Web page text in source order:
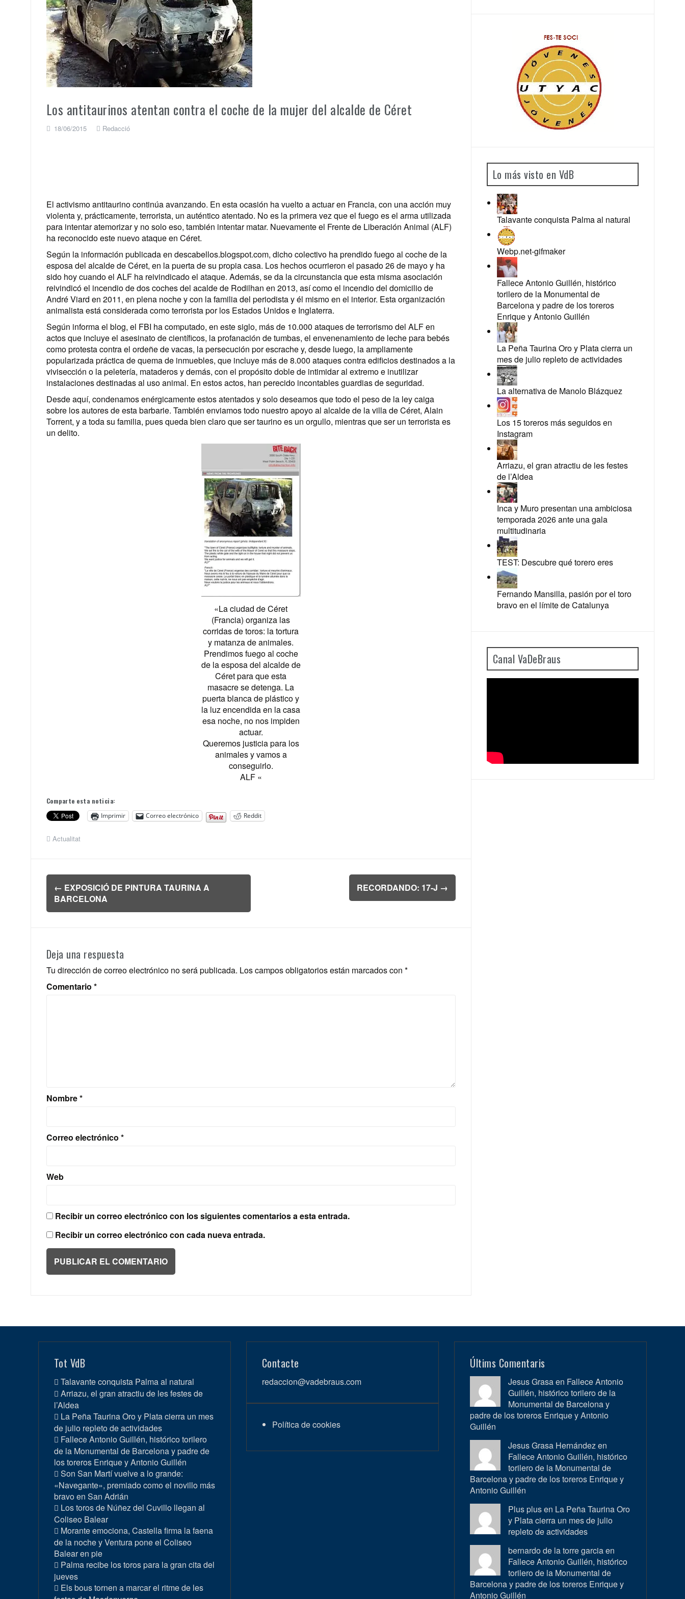
Los antitaurinos atentan contra el coche de la mujer del alcalde de Céret
18/06/2015 Redacció
El activismo antitaurino continúa avanzando. En esta ocasión ha vuelto a actuar en Francia, con una acción muy
violenta y, prácticamente, terrorista, un auténtico atentado. No es la primera vez que el fuego es el arma utilizada
para intentar atemorizar y no solo eso, también intentar matar. Nuevamente el Frente de Liberación Animal (ALF)
ha reconocido este nuevo ataque en Céret.
Según la información publicada en descabellos.blogspot.com, dicho colectivo ha prendido fuego al coche de la
esposa del alcalde de Céret, en la puerta de su propia casa. Los hechos ocurrieron el pasado 26 de mayo y ha
sido hoy cuando el ALF ha reivindicado el ataque. Además, se da la circunstancia que esta misma asociación
reivindicó el incendio de dos coches del acalde de Rodilhan en 2013, así como el incendio del domicilio de
André Viard en 2011, en plena noche y con la familia del periodista y él mismo en el interior. Esta organización
animalista está considerada como terrorista por los Estados Unidos e Inglaterra.
Según informa el blog, el FBI ha computado, en este siglo, más de 10.000 ataques de terrorismo del ALF en
actos que incluye el asesinato de científicos, la profanación de tumbas, el envenenamiento de leche para bebés
como protesta contra el ordeñe de vacas, la persecución por escrache y, desde luego, la ampliamente
popularizada práctica de quema de inmuebles, que incluye más de 8.000 ataques contra edificios destinados a la
vivisección o la peletería, mataderos y demás, con el propósito doble de intimidar al extremo e inutilizar
instalaciones destinadas al uso animal. En estos actos, han perecido incontables guardias de seguridad.
Desde aquí, condenamos enérgicamente estos atentados y solo deseamos que todo el peso de la ley caiga
sobre los autores de esta barbarie. También enviamos todo nuestro apoyo al alcalde de la villa de Céret, Alain
Torrent, y a toda su familia, pues queda bien claro que ser taurino es un orgullo, mientras que ser un terrorista es
un delito.
«La ciudad de Céret
(Francia) organiza las
corridas de toros: la tortura
y matanza de animales.
Prendimos fuego al coche
de la esposa del alcalde de
Céret para que esta
masacre se detenga. La
puerta blanca de plástico y
la luz encendida en la casa
esa noche, no nos impiden
actuar.
Queremos justicia para los
animales y vamos a
conseguirlo.
ALF «
Comparte esta noticia:
Imprimir
Correo electrónico Reddit
Actualitat
Navegación
de
entradas
← EXPOSICIÓ DE PINTURA TAURINA A
BARCELONA
RECORDANDO: 17-J →
Deja una respuesta
Tu dirección de correo electrónico no será publicada. Los campos obligatorios están marcados con *
Comentario *
Nombre*
Correo electrónico *
Web
Recibir un correo electrónico con los siguientes comentarios a esta entrada.
Recibir un correo electrónico con cada nueva entrada.
Lo más visto en VdB
Talavante conquista Palma al natural
Webp.net-gifmaker
Fallece Antonio Guillén, histórico
torilero de la Monumental de
Barcelona y padre de los toreros
Enrique y Antonio Guillén
La Peña Taurina Oro y Plata cierra un
mes de julio repleto de actividades
La alternativa de Manolo Blázquez
Los 15 toreros más seguidos en
Instagram
Arriazu, el gran atractiu de les festes
de l’Aldea
Inca y Muro presentan una ambiciosa
temporada 2026 ante una gala
multitudinaria
TEST: Descubre qué torero eres
Fernando Mansilla, pasión por el toro
bravo en el límite de Catalunya
Canal VaDeBraus
Tot VdB
Talavante conquista Palma al natural
Arriazu, el gran atractiu de les festes de
l’Aldea
La Peña Taurina Oro y Plata cierra un mes
de julio repleto de actividades
Fallece Antonio Guillén, histórico torilero
de la Monumental de Barcelona y padre de
los toreros Enrique y Antonio Guillén
Son San Martí vuelve a lo grande:
«Navegante», premiado como el novillo más
bravo en San Adrián
Los toros de Núñez del Cuvillo llegan al
Coliseo Balear
Morante emociona, Castella firma la faena
de la noche y Ventura pone el Coliseo
Balear en pie
Palma recibe los toros para la gran cita del
jueves
Els bous tornen a marcar el ritme de les
Contacte
redaccion@vadebraus.com
Política de cookies
Últims Comentaris
Jesus Grasa en Fallece Antonio
Guillén, histórico torilero de la
Monumental de Barcelona y
padre de los toreros Enrique y Antonio
Guillén
Jesus Grasa Hernández en
Fallece Antonio Guillén, histórico
torilero de la Monumental de
Barcelona y padre de los toreros Enrique y
Antonio Guillén
Plus plus en La Peña Taurina Oro
y Plata cierra un mes de julio
repleto de actividades
bernardo de la torre garcia en
Fallece Antonio Guillén, histórico
torilero de la Monumental de
Barcelona y padre de los toreros Enrique y
Antonio Guillén